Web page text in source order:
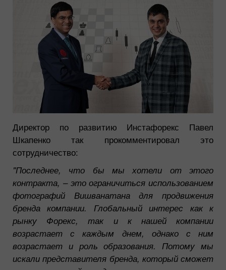
Директор по развитию Инстафорекс Павел
Шкапенко так прокомментировал это
сотрудничество:
"Последнее, что бы мы хотели от этого
контракта, – это ограничиться использованием
фотографий Вишванатана для продвижения
бренда компании. Глобальный интерес как к
рынку Форекс, так и к нашей компании
возрастает с каждым днем, однако с ним
возрастает и роль образования. Потому мы
искали представителя бренда, который сможет